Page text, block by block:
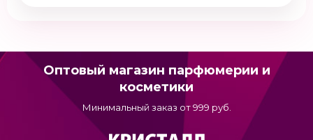
Оптовый магазин парфюмерии и
косметики
Минимальный заказ от 999 руб.